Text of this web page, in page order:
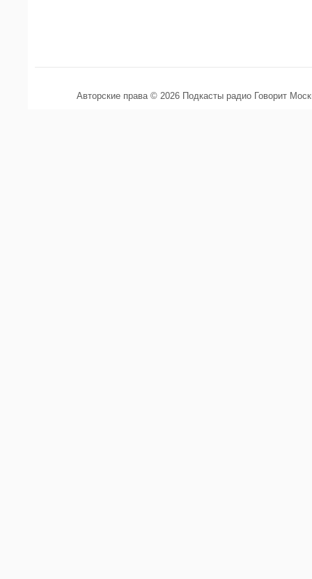
Авторские права © 2026 Подкасты радио Говорит